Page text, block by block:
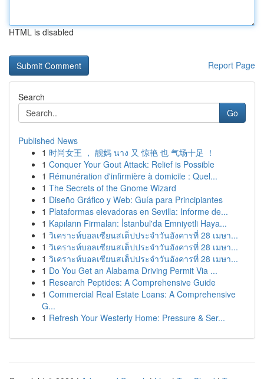
HTML is disabled
Report Page
Search
Go
Published News
1 时尚女王 ， 靓妈 นาง 又 惊艳 也 气场十足 ！
1 Conquer Your Gout Attack: Relief is Possible
1 Rémunération d'infirmière à domicile : Quel...
1 The Secrets of the Gnome Wizard
1 Diseño Gráfico y Web: Guía para Principiantes
1 Plataformas elevadoras en Sevilla: Informe de...
1 Kapıların Firmaları: İstanbul'da Emniyetli Haya...
1 วิเคราะห์บอลเซียนสเต็ปประจำวันอังคารที่ 28 เมษา...
1 วิเคราะห์บอลเซียนสเต็ปประจำวันอังคารที่ 28 เมษา...
1 วิเคราะห์บอลเซียนสเต็ปประจำวันอังคารที่ 28 เมษา...
1 Do You Get an Alabama Driving Permit Via ...
1 Research Peptides: A Comprehensive Guide
1 Commercial Real Estate Loans: A Comprehensive
G...
1 Refresh Your Westerly Home: Pressure & Ser...